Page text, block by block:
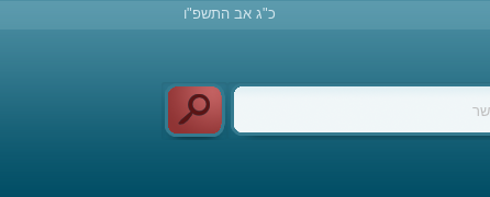
כ"ג אב התשפ"ו